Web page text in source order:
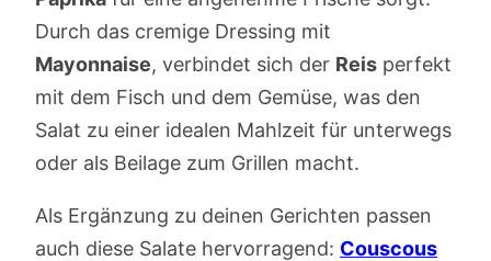
Durch das cremige Dressing mit
Mayonnaise, verbindet sich der Reis perfekt
mit dem Fisch und dem Gemüse, was den
Salat zu einer idealen Mahlzeit für unterwegs
oder als Beilage zum Grillen macht.
Als Ergänzung zu deinen Gerichten passen
auch diese Salate hervorragend: Couscous